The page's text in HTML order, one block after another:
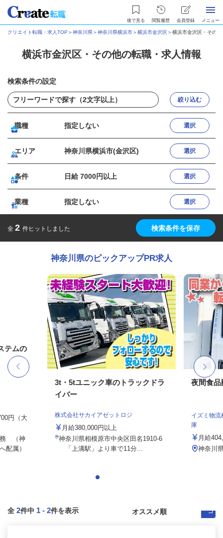
後で見る 閲覧履歴 会員登録 メニュー
クリエイト転職・求人TOP ＞神奈川県＞神奈川県横浜市＞横浜市金沢区＞横浜市金沢区・その
横浜市金沢区・その他の転職・求人情報
検索条件の設定
絞り込む
職種 指定しない 選択
エリア 神奈川県横浜市(金沢区) 選択
条件 日給 7000円以上 選択
業種 指定しない 選択
全 2 件ヒットしました 検索条件を保存
神奈川県のピックアップPR求人
円（大
務 （神
配属）
3t・5tユニック車のトラックドラ
イバー
株式会社サカイアゼットロジ
月給380,000円以上
神奈川県相模原市中央区田名1910-6
「上溝駅」より車で11分...
夜間食品
イズミ物
庫
月給
神奈川
全 2件中 1 - 2件を表示